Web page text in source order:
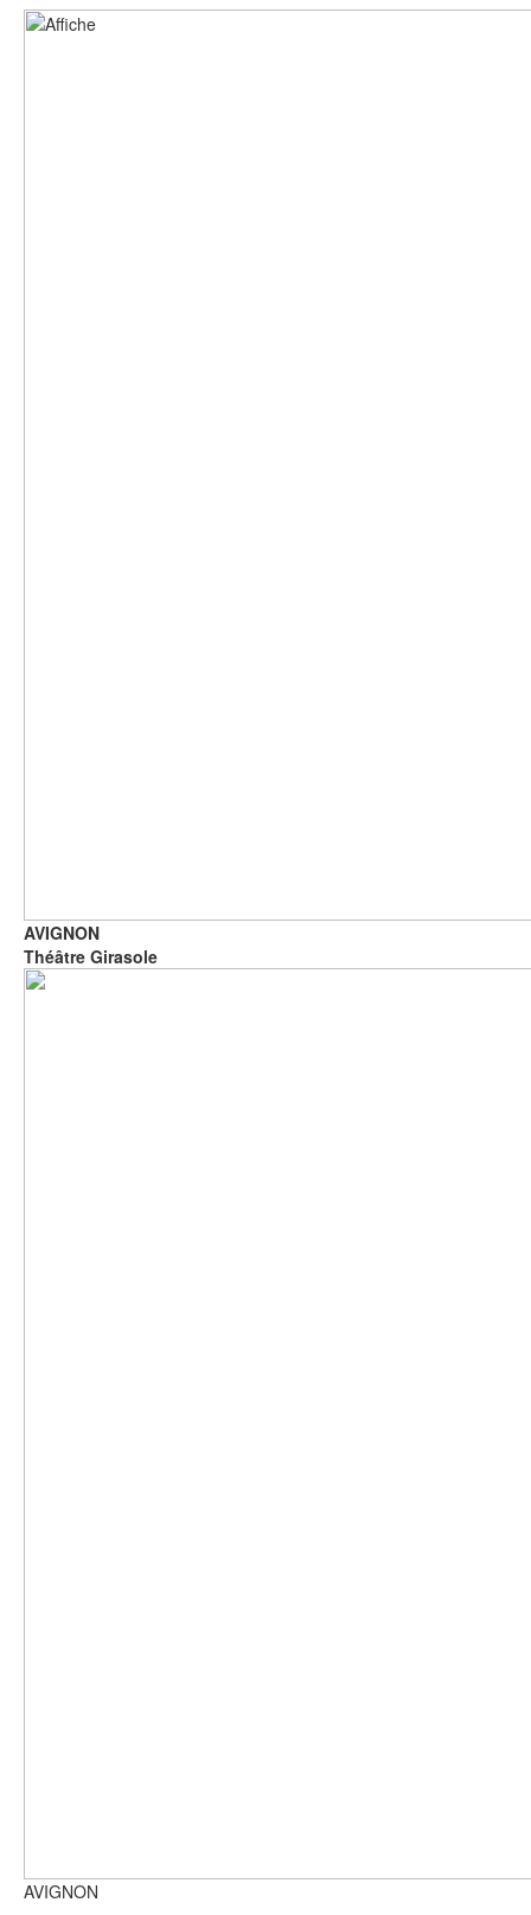
AVIGNON
Théâtre Girasole
AVIGNON